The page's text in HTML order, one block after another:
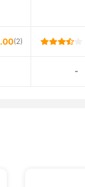
(2)
-